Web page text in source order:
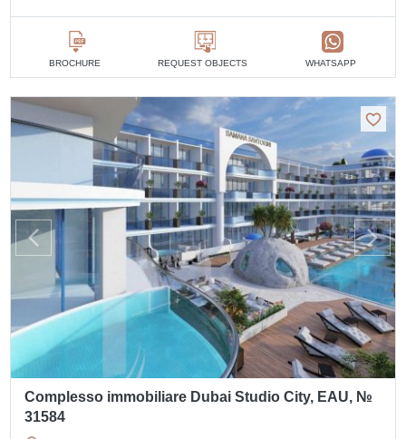
BROCHURE REQUEST OBJECTS WHATSAPP
Complesso immobiliare Dubai Studio City, EAU, №
31584